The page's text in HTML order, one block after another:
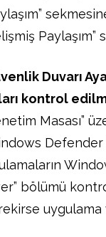
Duvarı
kontrol
Masası”
Defender
bölümü